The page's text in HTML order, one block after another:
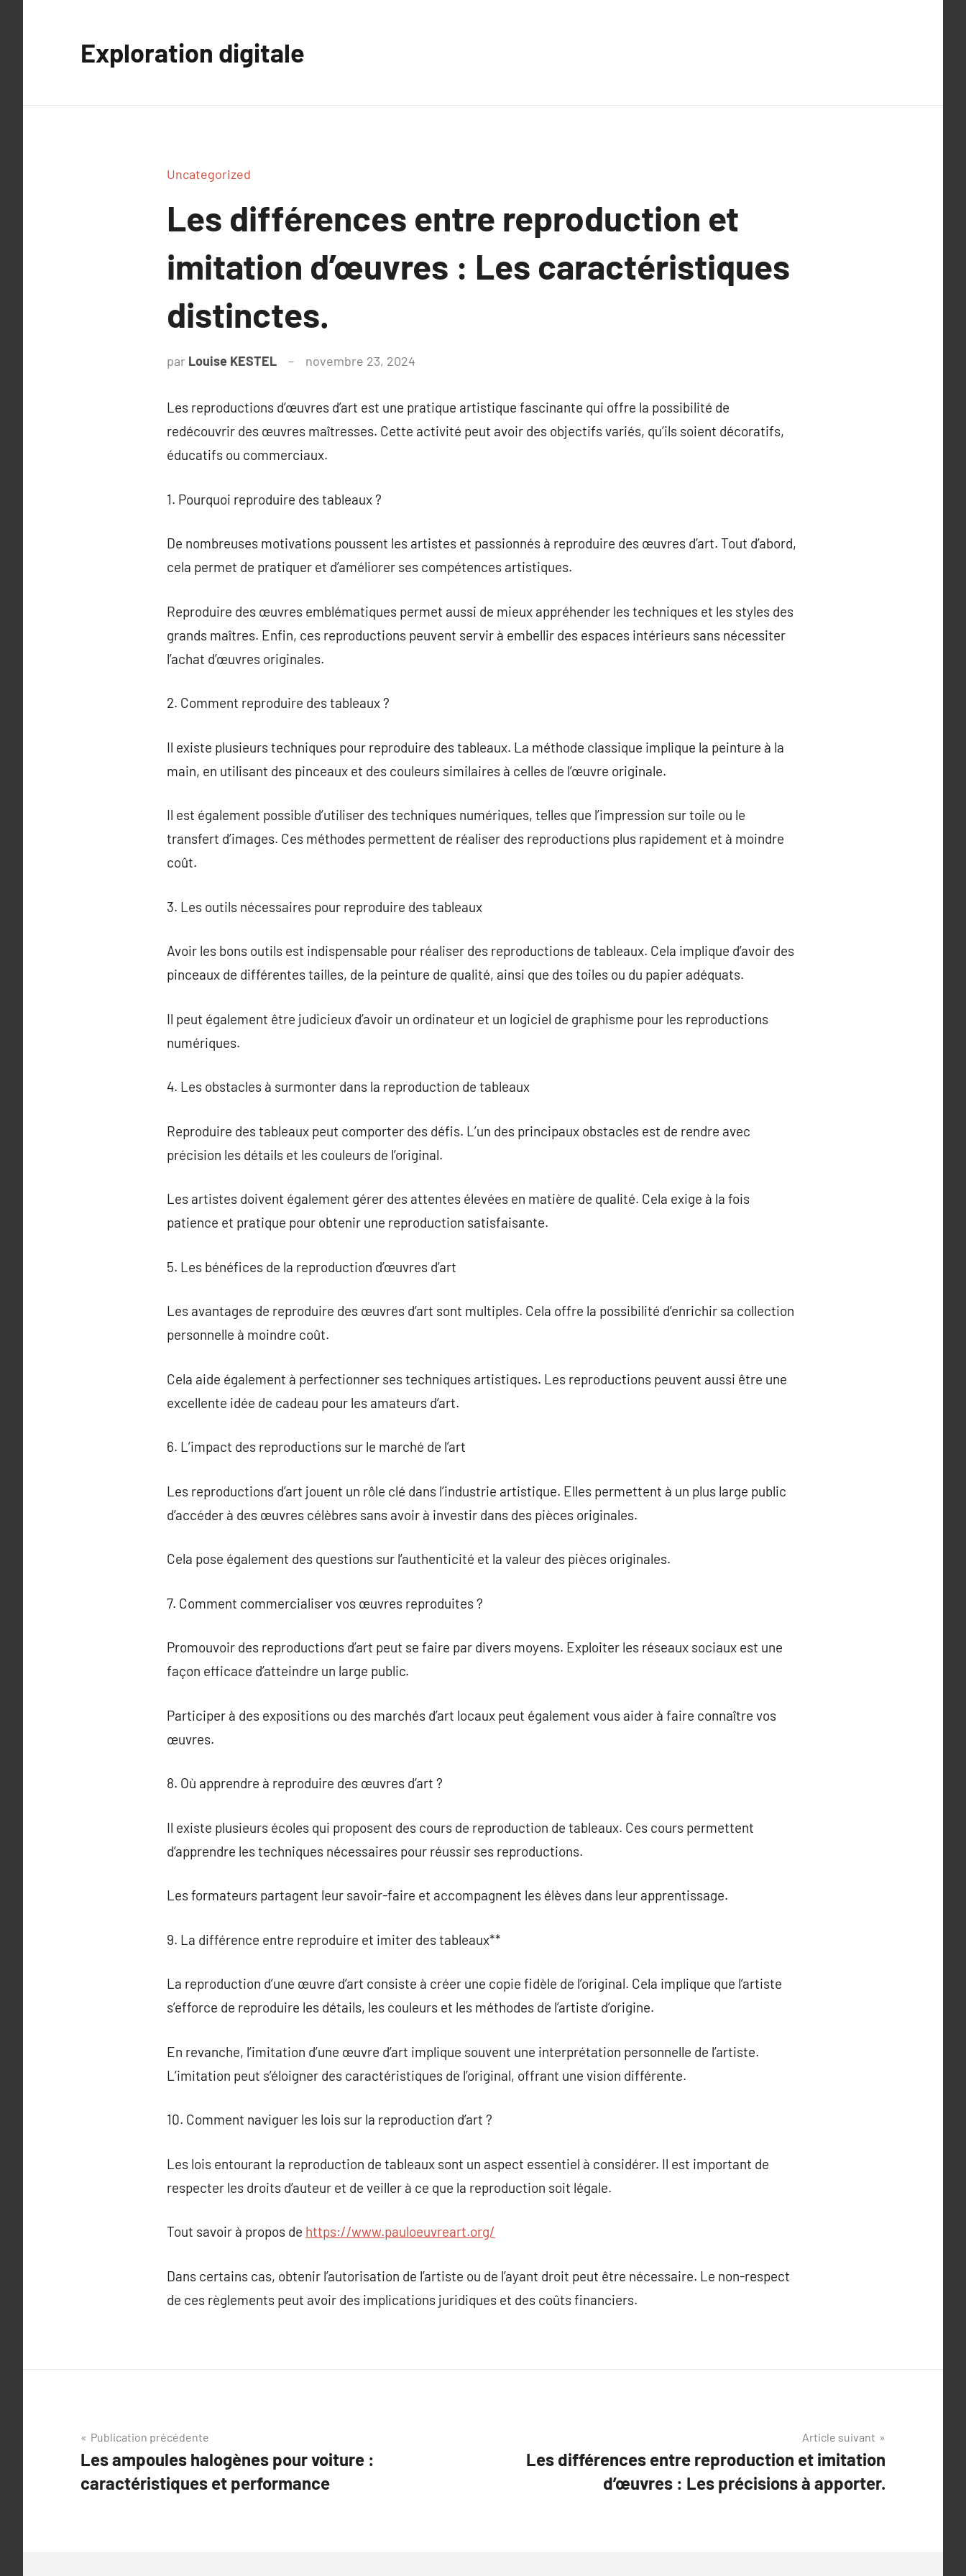
Exploration digitale
Uncategorized
Les différences entre reproduction et
imitation d’œuvres : Les caractéristiques
distinctes.
par Louise KESTEL novembre 23, 2024
Les reproductions d’œuvres d’art est une pratique artistique fascinante qui offre la possibilité de
redécouvrir des œuvres maîtresses. Cette activité peut avoir des objectifs variés, qu’ils soient décoratifs,
éducatifs ou commerciaux.
1. Pourquoi reproduire des tableaux ?
De nombreuses motivations poussent les artistes et passionnés à reproduire des œuvres d’art. Tout d’abord,
cela permet de pratiquer et d’améliorer ses compétences artistiques.
Reproduire des œuvres emblématiques permet aussi de mieux appréhender les techniques et les styles des
grands maîtres. Enfin, ces reproductions peuvent servir à embellir des espaces intérieurs sans nécessiter
l’achat d’œuvres originales.
2. Comment reproduire des tableaux ?
Il existe plusieurs techniques pour reproduire des tableaux. La méthode classique implique la peinture à la
main, en utilisant des pinceaux et des couleurs similaires à celles de l’œuvre originale.
Il est également possible d’utiliser des techniques numériques, telles que l’impression sur toile ou le
transfert d’images. Ces méthodes permettent de réaliser des reproductions plus rapidement et à moindre
coût.
3. Les outils nécessaires pour reproduire des tableaux
Avoir les bons outils est indispensable pour réaliser des reproductions de tableaux. Cela implique d’avoir des
pinceaux de différentes tailles, de la peinture de qualité, ainsi que des toiles ou du papier adéquats.
Il peut également être judicieux d’avoir un ordinateur et un logiciel de graphisme pour les reproductions
numériques.
4. Les obstacles à surmonter dans la reproduction de tableaux
Reproduire des tableaux peut comporter des défis. L’un des principaux obstacles est de rendre avec
précision les détails et les couleurs de l’original.
Les artistes doivent également gérer des attentes élevées en matière de qualité. Cela exige à la fois
patience et pratique pour obtenir une reproduction satisfaisante.
5. Les bénéfices de la reproduction d’œuvres d’art
Les avantages de reproduire des œuvres d’art sont multiples. Cela offre la possibilité d’enrichir sa collection
personnelle à moindre coût.
Cela aide également à perfectionner ses techniques artistiques. Les reproductions peuvent aussi être une
excellente idée de cadeau pour les amateurs d’art.
6. L’impact des reproductions sur le marché de l’art
Les reproductions d’art jouent un rôle clé dans l’industrie artistique. Elles permettent à un plus large public
d’accéder à des œuvres célèbres sans avoir à investir dans des pièces originales.
Cela pose également des questions sur l’authenticité et la valeur des pièces originales.
7. Comment commercialiser vos œuvres reproduites ?
Promouvoir des reproductions d’art peut se faire par divers moyens. Exploiter les réseaux sociaux est une
façon efficace d’atteindre un large public.
Participer à des expositions ou des marchés d’art locaux peut également vous aider à faire connaître vos
œuvres.
8. Où apprendre à reproduire des œuvres d’art ?
Il existe plusieurs écoles qui proposent des cours de reproduction de tableaux. Ces cours permettent
d’apprendre les techniques nécessaires pour réussir ses reproductions.
Les formateurs partagent leur savoir-faire et accompagnent les élèves dans leur apprentissage.
9. La différence entre reproduire et imiter des tableaux**
La reproduction d’une œuvre d’art consiste à créer une copie fidèle de l’original. Cela implique que l’artiste
s’efforce de reproduire les détails, les couleurs et les méthodes de l’artiste d’origine.
En revanche, l’imitation d’une œuvre d’art implique souvent une interprétation personnelle de l’artiste.
L’imitation peut s’éloigner des caractéristiques de l’original, offrant une vision différente.
10. Comment naviguer les lois sur la reproduction d’art ?
Les lois entourant la reproduction de tableaux sont un aspect essentiel à considérer. Il est important de
respecter les droits d’auteur et de veiller à ce que la reproduction soit légale.
Tout savoir à propos de https://www.pauloeuvreart.org/
Dans certains cas, obtenir l’autorisation de l’artiste ou de l’ayant droit peut être nécessaire. Le non-respect
de ces règlements peut avoir des implications juridiques et des coûts financiers.
Navigation
de
l’article
Publication précédente
Les ampoules halogènes pour voiture :
caractéristiques et performance
Article suivant
Les différences entre reproduction et imitation
d’œuvres : Les précisions à apporter.